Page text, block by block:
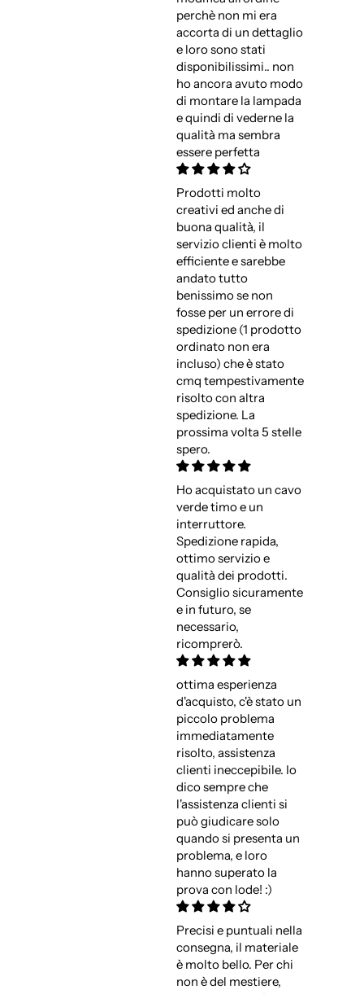
perchè non mi era
accorta di un dettaglio
e loro sono stati
disponibilissimi.. non
ho ancora avuto modo
di montare la lampada
e quindi di vederne la
qualità ma sembra
essere perfetta
Prodotti molto
creativi ed anche di
buona qualità, il
servizio clienti è molto
efficiente e sarebbe
andato tutto
benissimo se non
fosse per un errore di
spedizione (1 prodotto
ordinato non era
incluso) che è stato
cmq tempestivamente
risolto con altra
spedizione. La
prossima volta 5 stelle
spero.
Ho acquistato un cavo
verde timo e un
interruttore.
Spedizione rapida,
ottimo servizio e
qualità dei prodotti.
Consiglio sicuramente
e in futuro, se
necessario,
ricomprerò.
ottima esperienza
d'acquisto, c'è stato un
piccolo problema
immediatamente
risolto, assistenza
clienti ineccepibile. Io
dico sempre che
l'assistenza clienti si
può giudicare solo
quando si presenta un
problema, e loro
hanno superato la
prova con lode! :)
Precisi e puntuali nella
consegna, il materiale
è molto bello. Per chi
non è del mestiere,